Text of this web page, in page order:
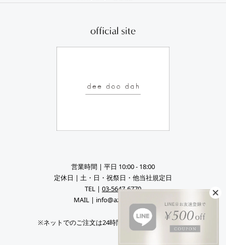
営業時間 | 平日 10:00 - 18:00
定休日 | 土・日・祝祭日・他当社規定日
TEL | 03-5647-6770
MAIL | info@azul-sky.co.jp
※ネットでのご注文は24時間受け付けております。